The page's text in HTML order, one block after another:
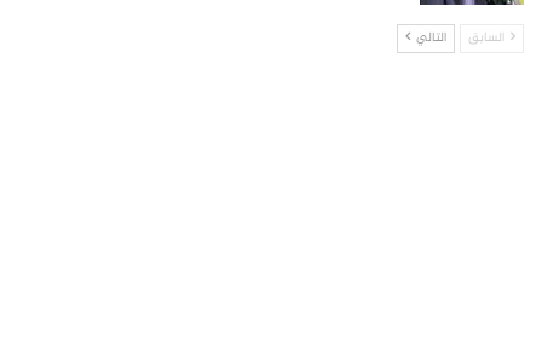
السابق التالي